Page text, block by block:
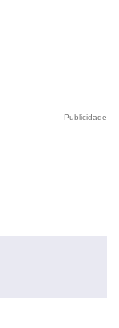
Publicidade